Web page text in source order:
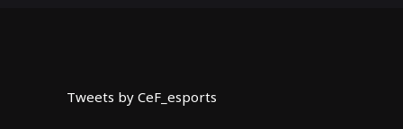
Tweets by CeF_esports